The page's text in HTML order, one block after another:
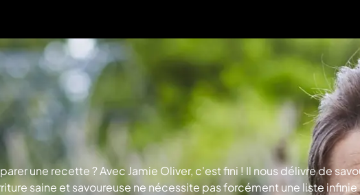
une recette ? Avec Jamie Oliver, c'est fini ! Il nous délivre de
saine et savoureuse ne nécessite pas forcément une liste